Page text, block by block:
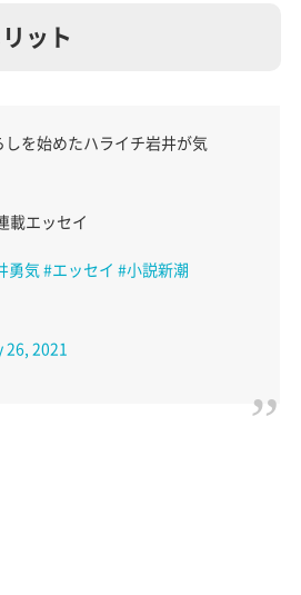
ット
しを始めたハライチ岩井が気
載エッセイ
勇気 #エッセイ #小説新潮
26, 2021